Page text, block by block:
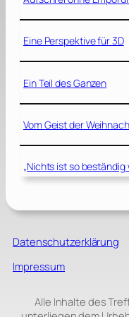
Eine Perspektive für 3D
Ein Teil des Ganzen
Vom Geist der
„Nichts ist so beständig
Datenschutzerklärung
Impressum
Alle Inhalte des